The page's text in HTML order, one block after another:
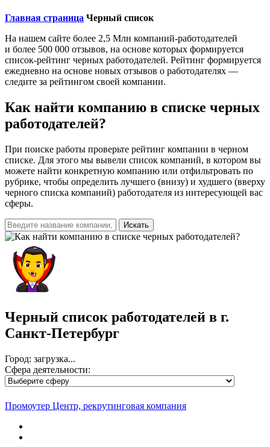
Главная страница Черный список
На нашем сайте более 2,5 Млн компаний-работодателей
и более 500 000 отзывов, на основе которых формируется
список-рейтинг черных работодателей. Рейтинг формируется
ежедневно на основе новых отзывов о работодателях —
следите за рейтингом своей компании.
Как найти компанию в списке черных
работодателей?
При поиске работы проверьте рейтинг компании в черном
списке. Для этого мы вывели список компаний, в котором вы
можете найти конкретную компанию или отфильтровать по
рубрике, чтобы определить лучшего (внизу) и худшего (вверху
черного списка компаний) работодателя из интересующей вас
сферы.
Искать
Черный список работодателей в г.
Санкт-Петербург
Город: загрузка...
Сфера деятельности:
Промоутер Центр, рекрутинговая компания